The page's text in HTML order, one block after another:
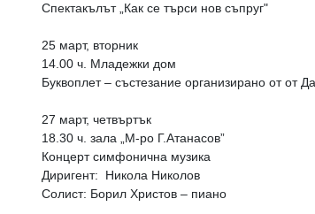
Спектакълът „Как се търси нов съпруг"
25 март, вторник
14.00 ч. Младежки дом
Буквоплет – състезание организирано от от
27 март, четвъртък
18.30 ч. зала „М-ро Г.Атанасов”
Концерт симфонична музика
Диригент: Никола Николов
Солист: Борил Христов – пиано